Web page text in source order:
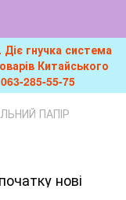
гнучка система
Китайського
285-55-75
ПАПІР
нові